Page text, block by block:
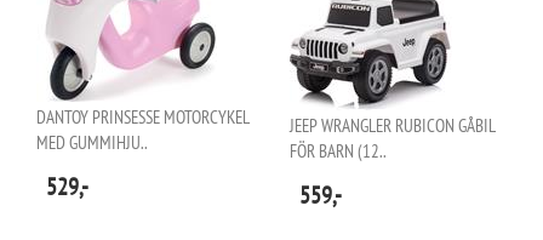
DANTOY PRINSESSE MOTORCYKEL
MED GUMMIHJU..
529,-
JEEP WRANGLER RUBICON GÅBIL
FÖR BARN (12..
559,-